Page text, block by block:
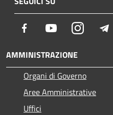
Facebook YoutubeInstagram
AMMINISTRAZIONE
Organi di Governo
Aree Amministrative
Uffici